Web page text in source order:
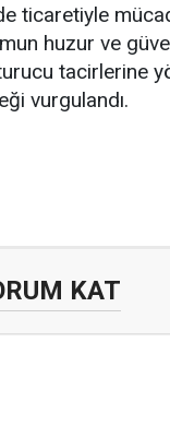
ticaretiyle
huzur ve
tacirlerine
vurgulandı.
KAT